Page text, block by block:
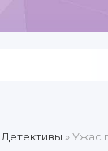
Детективы » Ужас